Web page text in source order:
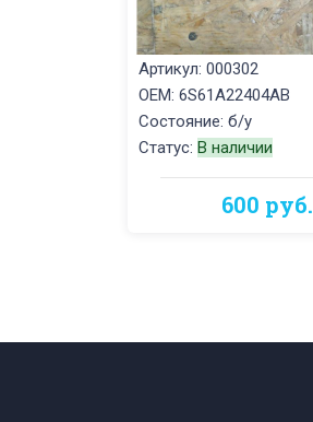
Артикул: 000302
OEM: 6S61A22404AB
Состояние: б/у
Статус: В наличии
600 руб.